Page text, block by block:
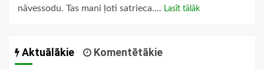
nāvessodu. Tas mani ļoti satrieca.... Lasīt tālāk
Aktuālākie Komentētākie